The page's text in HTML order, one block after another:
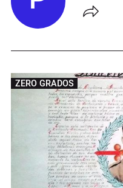
ZERO GRADOS